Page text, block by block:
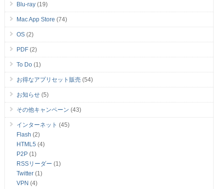
Blu-ray(19)
Mac App Store (74)
OS(2)
PDF(2)
To Do(1)
お得なアプリセット販売(54)
お知らせ(5)
その他キャンペーン (43)
インターネット (45)
Flash (2)
HTML5 (4)
P2P(1)
RSSリーダー (1)
Twitter(1)
VPN (4)